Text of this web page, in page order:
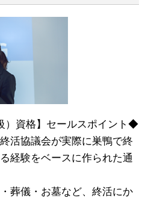
）資格】セールスポイント◆
活協議会が実際に巣鴨で終
経験をベースに作られた通
葬儀・お墓など、終活にか